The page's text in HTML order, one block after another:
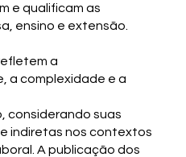
e qualificam as
ensino e extensão.
a
a complexidade e a
considerando suas
indiretas nos contextos
A publicação dos